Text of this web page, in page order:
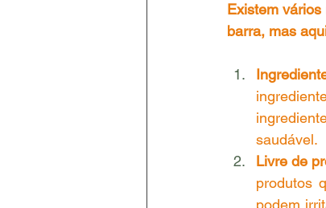
Existem
barra, mas
saudável.
Livre de
produtos
podem